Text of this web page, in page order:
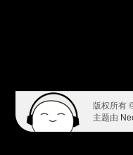
版权所有
主题由